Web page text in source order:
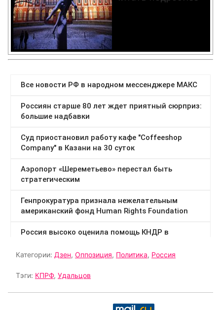
Категории: Дзен, Оппозиция, Политика, Россия
Тэги: КПРФ, Удальцов